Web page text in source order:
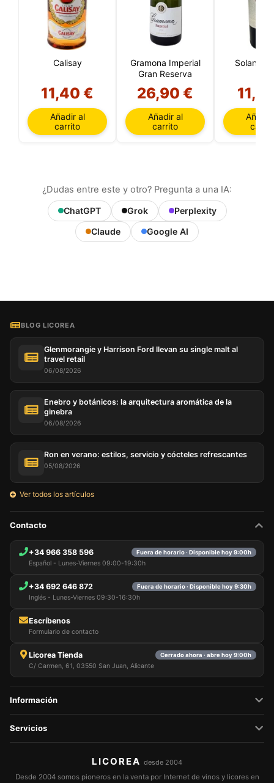
Calisay
11,40 €
Añadir al
carrito
Gramona Imperial
Gran Reserva
26,90 €
Añadir al
carrito
Solanera
Añadir
¿Dudas entre este y otro? Pregunta a una IA:
ChatGPT Grok
Perplexity
Claude
Google AI
BLOG LICOREA
Glenmorangie y Harrison Ford llevan su single malt al
travel retail
06/08/2026
Enebro y botánicos: la arquitectura aromática de la
ginebra
06/08/2026
Ron en verano: estilos, servicio y cócteles refrescantes
05/08/2026
Ver todos los artículos
Contacto
+34 966 358 596 Fuera de horario · Disponible hoy 9:00h
Español - Lunes-Viernes 09:00-19:30h
+34 692 646 872 Fuera de horario · Disponible hoy 9:30h
Inglés - Lunes-Viernes 09:30-16:30h
Escríbenos
Formulario de contacto
Licorea Tienda Cerrado ahora · abre hoy 9:00h
C/ Carmen, 61, 03550 San Juan, Alicante
Información
Servicios
LICOREA desde 2004
Desde 2004 somos pioneros en la venta por Internet de vinos y licores en